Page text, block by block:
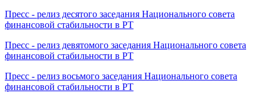
Пресс - релиз десятого заседания Национального совета
финансовой стабильности в РТ
Пресс - релиз девятомого заседания Национального совета
финансовой стабильности в РТ
Пресс - релиз восьмого заседания Национального совета
финансовой стабильности в РТ